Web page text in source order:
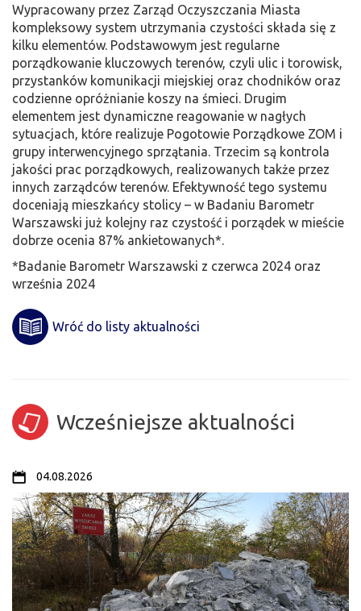
Wypracowany przez Zarząd Oczyszczania Miasta
kompleksowy system utrzymania czystości składa się z
kilku elementów. Podstawowym jest regularne
porządkowanie kluczowych terenów, czyli ulic i torowisk,
przystanków komunikacji miejskiej oraz chodników oraz
codzienne opróżnianie koszy na śmieci. Drugim
elementem jest dynamiczne reagowanie w nagłych
sytuacjach, które realizuje Pogotowie Porządkowe ZOM i
grupy interwencyjnego sprzątania. Trzecim są kontrola
jakości prac porządkowych, realizowanych także przez
innych zarządców terenów. Efektywność tego systemu
doceniają mieszkańcy stolicy – w Badaniu Barometr
Warszawski już kolejny raz czystość i porządek w mieście
dobrze ocenia 87% ankietowanych*.
*Badanie Barometr Warszawski z czerwca 2024 oraz
września 2024
Wróć do listy aktualności
Wcześniejsze aktualności
04.08.2026